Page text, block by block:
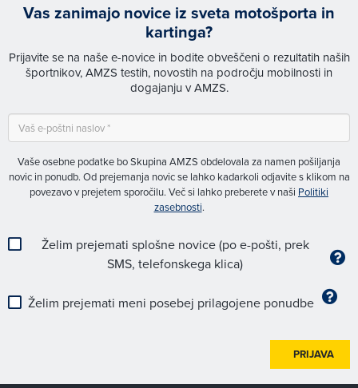
Vas zanimajo novice iz sveta motošporta in
kartinga?
Prijavite se na naše e-novice in bodite obveščeni o rezultatih naših
športnikov, AMZS testih, novostih na področju mobilnosti in
dogajanju v AMZS.
Vaše osebne podatke bo Skupina AMZS obdelovala za namen pošiljanja
novic in ponudb. Od prejemanja novic se lahko kadarkoli odjavite s klikom na
povezavo v prejetem sporočilu. Več si lahko preberete v naši Politiki
zasebnosti.
Želim prejemati splošne novice (po e-pošti, prek
SMS, telefonskega klica)
Želim prejemati meni posebej prilagojene ponudbe
PRIJAVA